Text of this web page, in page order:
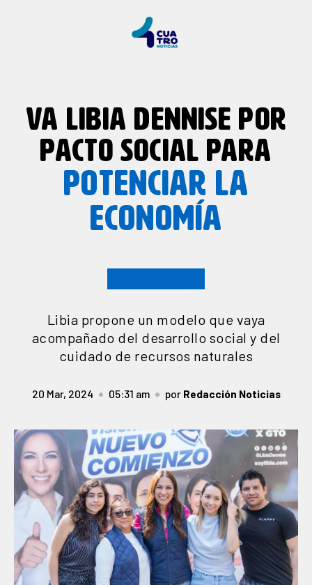
VA LIBIA DENNISE POR
PACTO SOCIAL PARA
POTENCIAR LA
ECONOMÍA
Libia propone un modelo que vaya
acompañado del desarrollo social y del
cuidado de recursos naturales
20 Mar, 2024 05:31 am por Redacción Noticias